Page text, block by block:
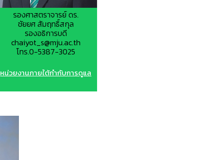
รองศาสตราจารย์ ดร.
ชัยยศ สัมฤทธิ์สกุล
รองอธิการบดี
chaiyot_s@mju.ac.th
โทร.0-5387-3025
หน่วยงานภายใต้กำกับการดูแล